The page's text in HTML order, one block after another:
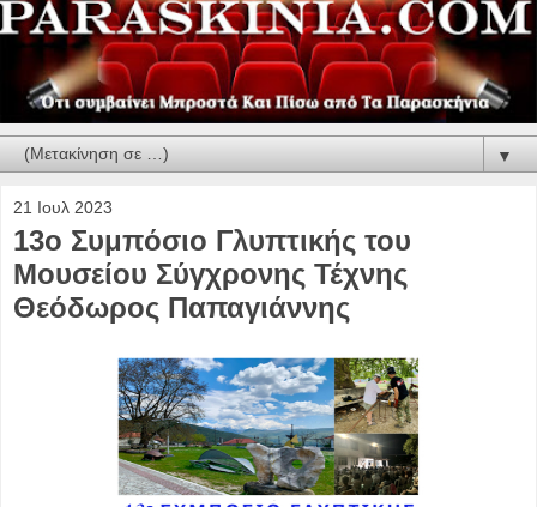
▼
21 Ιουλ 2023
13ο Συμπόσιο Γλυπτικής του
Μουσείου Σύγχρονης Τέχνης
Θεόδωρος Παπαγιάννης